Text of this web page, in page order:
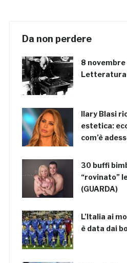
Da non perdere
8
Letteratura
Ilary Blasi
estetica:
com’è
30 buffi
“rovinato”
(GUARDA)
L’Italia ai
è data dai